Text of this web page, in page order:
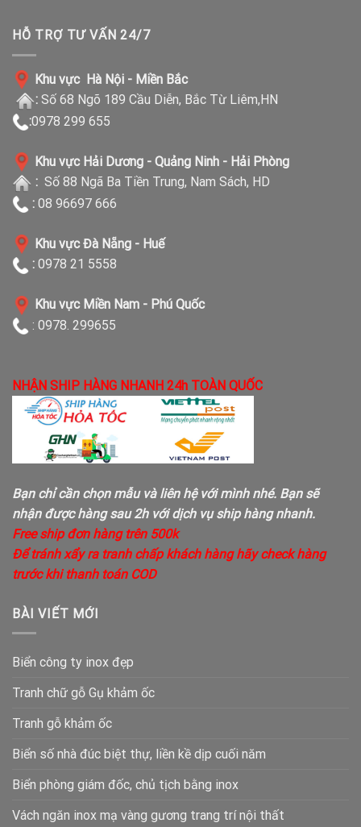
HỖ TRỢ TƯ VẤN 24/7
Khu vực Hà Nội - Miền Bắc
: Số 68 Ngõ 189 Cầu Diễn, Bắc Từ Liêm,HN
:0978 299 655
Khu vực Hải Dương - Quảng Ninh - Hải Phòng
: Số 88 Ngã Ba Tiền Trung, Nam Sách, HD
: 08 96697 666
Khu vực Đà Nẵng - Huế
: 0978 21 5558
Khu vực Miền Nam - Phú Quốc
: 0978. 299655
NHẬN SHIP HÀNG NHANH 24h TOÀN QUỐC
Bạn chỉ cần chọn mẫu và liên hệ với mình nhé. Bạn sẽ
nhận được hàng sau 2h với dịch vụ ship hàng nhanh.
Free ship đơn hàng trên 500k
Để tránh xẩy ra tranh chấp khách hàng hãy check hàng
trước khi thanh toán COD
BÀI VIẾT MỚI
Biển công ty inox đẹp
Tranh chữ gỗ Gụ khảm ốc
Tranh gỗ khảm ốc
Biển số nhà đúc biệt thự, liền kề dịp cuối năm
Biển phòng giám đốc, chủ tịch bằng inox
Vách ngăn inox mạ vàng gương trang trí nội thất